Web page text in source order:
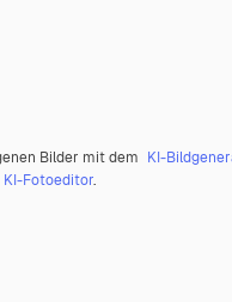
Bilder mit dem KI-
KI-Fotoeditor.